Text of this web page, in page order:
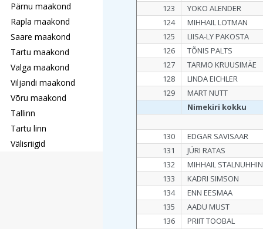
Pärnu maakond
Rapla maakond
Saare maakond
Tartu maakond
Valga maakond
Viljandi maakond
Võru maakond
Tallinn
Tartu linn
Välisriigid
123
YOKO ALENDER
124
MIHHAIL LOTMAN
125
LIISA-LY PAKOSTA
126
TÕNIS PALTS
127
TARMO KRUUSIMÄE
128
LINDA EICHLER
129
MART NUTT
Nimekiri kokku
130
EDGAR SAVISAAR
131
JÜRI RATAS
132
MIHHAIL STALNUHHIN
133
KADRI SIMSON
134
ENN EESMAA
135
AADU MUST
136
PRIIT TOOBAL